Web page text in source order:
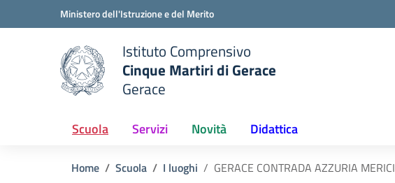
Vai ai contenuti
Vai al menu di navigazioneMinistero dell'Istruzione e del Merito
scuola
Istituto Comprensivo
Cinque Martiri di Gerace
Gerace
Scuola Servizi Novità Didattica
Home Scuola I luoghi GERACE CONTRADA AZZURIA MERICI